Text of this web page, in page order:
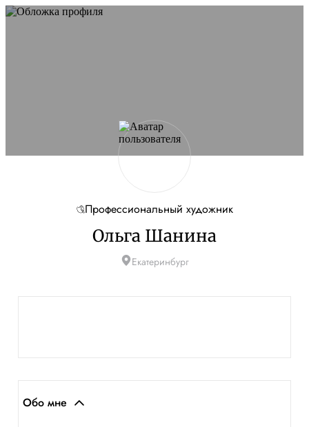
Профессиональный художник
Ольга Шанина
Екатеринбург
Обо мне